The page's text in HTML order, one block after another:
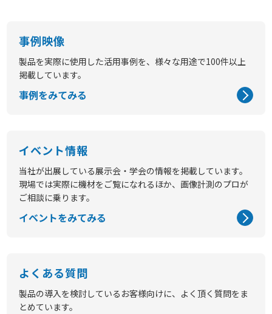
事例映像
製品を実際に使用した活用事例を、様々な用途で100件以上
掲載しています。
事例をみてみる
イベント情報
当社が出展している展示会・学会の情報を掲載しています。
現場では実際に機材をご覧になれるほか、画像計測のプロが
ご相談に乗ります。
イベントをみてみる
よくある質問
製品の導入を検討しているお客様向けに、よく頂く質問をま
とめています。